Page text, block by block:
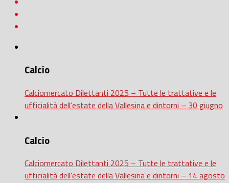
Calcio
Calciomercato Dilettanti 2025 – Tutte le trattative e le
ufficialità dell’estate della Vallesina e dintorni – 30 giugno
Calcio
Calciomercato Dilettanti 2025 – Tutte le trattative e le
ufficialità dell’estate della Vallesina e dintorni – 14 agosto